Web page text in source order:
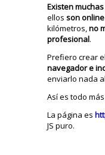
Existen
ellosson
kilómetros,no
profesional.
Prefiero crear
navegador e
enviarlo nada
Así es todo
La página es
JS puro.